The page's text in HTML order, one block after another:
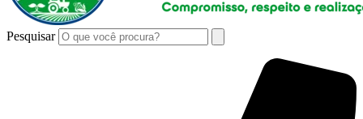
Pesquisar